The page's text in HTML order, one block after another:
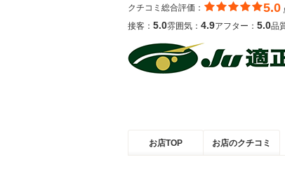
クチコミ総合評価： 5.0
接客： 5.0雰囲気： 4.9アフター： 5.0品
お店TOP お店のクチコミ